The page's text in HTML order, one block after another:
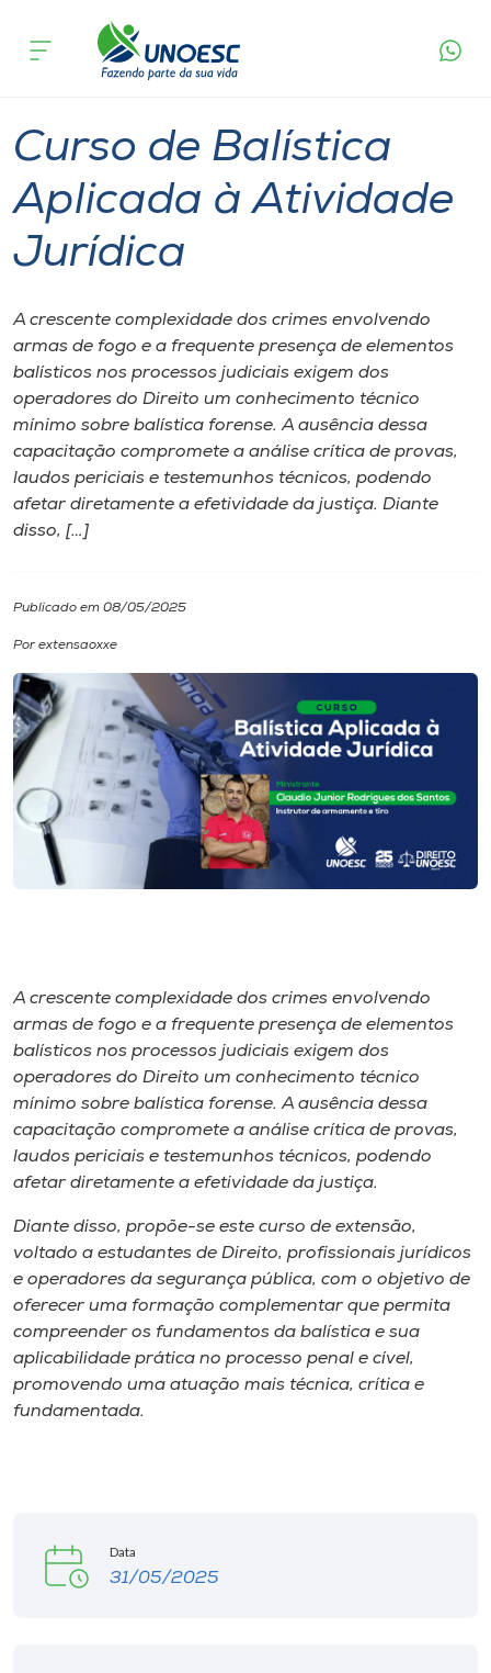
Cursos
Pesquisa
Atendimento ao Estudante
Portal de Ensino
A
Unoesc
Internacionalização
I.nova
Diplomados
Cultura
CPA
Biblioteca
Editora
Museu
Unoesc
Store
Selecione
A+
A-
acontece
Curso de Balística
Aplicada à Atividade
Jurídica
A crescente complexidade dos crimes envolvendo
armas de fogo e a frequente presença de elementos
balísticos nos processos judiciais exigem dos
operadores do Direito um conhecimento técnico
mínimo sobre balística forense. A ausência dessa
capacitação compromete a análise crítica de provas,
laudos periciais e testemunhos técnicos, podendo
afetar diretamente a efetividade da justiça. Diante
disso, […]
Publicado em 08/05/2025
Por extensaoxxe
A crescente complexidade dos crimes envolvendo
armas de fogo e a frequente presença de elementos
balísticos nos processos judiciais exigem dos
operadores do Direito um conhecimento técnico
mínimo sobre balística forense. A ausência dessa
capacitação compromete a análise crítica de provas,
laudos periciais e testemunhos técnicos, podendo
afetar diretamente a efetividade da justiça.
Diante disso, propõe-se este curso de extensão,
voltado a estudantes de Direito, profissionais jurídicos
e operadores da segurança pública, com o objetivo de
oferecer uma formação complementar que permita
compreender os fundamentos da balística e sua
aplicabilidade prática no processo penal e cível,
promovendo uma atuação mais técnica, crítica e
fundamentada.
Data
31/05/2025